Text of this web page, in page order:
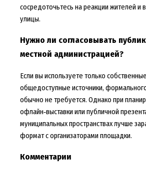
сосредоточьтесь на реакции жителей и
улицы.
Нужно ли согласовывать
местной администрацией?
Если вы используете только
общедоступные источники,
обычно не требуется. Однако при
офлайн‑выставки или публичной
муниципальных пространствах лучше
формат с организаторами площадки.
Комментарии